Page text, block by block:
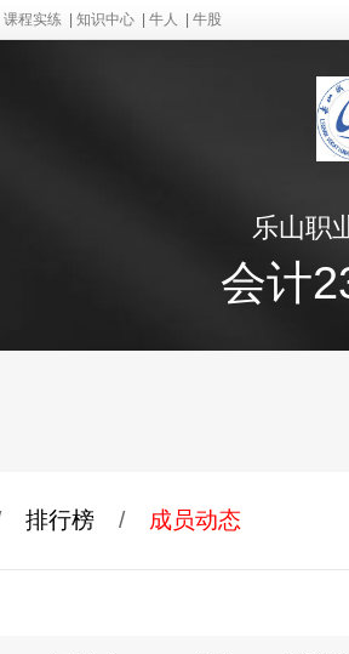
课程实练 知识中心 牛人 牛股
乐山职
会计
排行榜 / 成员动态